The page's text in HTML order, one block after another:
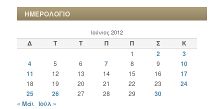
ΗΜΕΡΟΛΟΓΙΟ
Ιούνιος 2012
Δ Τ Τ Π Π Σ Κ
1 2
3
4
5 6 7 8 9
10
11
12 13 14 15 16 17
18 19 20 21 22 23
24
25
26 27 28 29
30
« Μάι Ιούλ »